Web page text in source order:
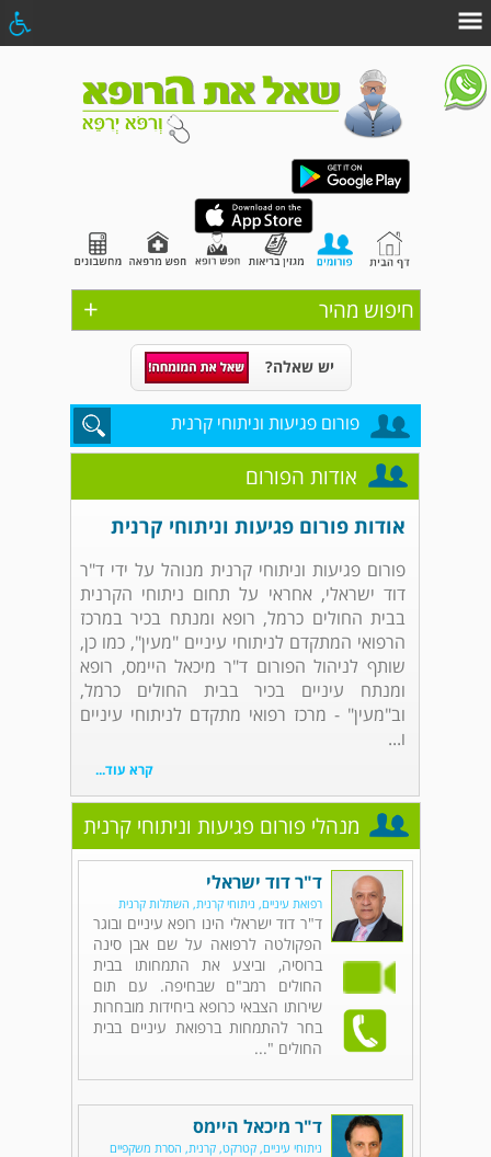
+ חיפוש מהיר
יש שאלה?
פורום פגיעות וניתוחי קרנית
אודות הפורום
אודות פורום פגיעות וניתוחי קרנית
פורום פגיעות וניתוחי קרנית מנוהל על ידי ד"ר
דוד ישראלי, אחראי על תחום ניתוחי הקרנית
בבית החולים כרמל, רופא ומנתח בכיר במרכז
הרפואי המתקדם לניתוחי עיניים "מעין", כמו כן,
שותף לניהול הפורום ד"ר מיכאל היימס, רופא
ומנתח עיניים בכיר בבית החולים כרמל,
וב"מעין" - מרכז רפואי מתקדם לניתוחי עיניים
ו...
קרא עוד...
מנהלי פורום פגיעות וניתוחי קרנית
ד"ר דוד ישראלי
רפואת עיניים, ניתוחי קרנית, השתלות קרנית
ד"ר דוד ישראלי הינו רופא עיניים ובוגר
הפקולטה לרפואה על שם אבן סינה
ברוסיה, וביצע את התמחותו בבית
החולים רמב"ם שבחיפה. עם תום
שירותו הצבאי כרופא ביחידות מובחרות
בחר להתמחות ברפואת עיניים בבית
החולים "...
ד"ר מיכאל היימס
ניתוחי עיניים, קטרקט, קרנית, הסרת משקפיים